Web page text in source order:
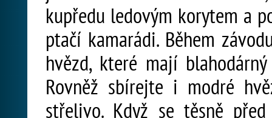
kupředu ledovým korytem a
ptačí kamarádi. Během
hvězd, které mají
Rovněž sbírejte i modré
střelivo. Když se těsně